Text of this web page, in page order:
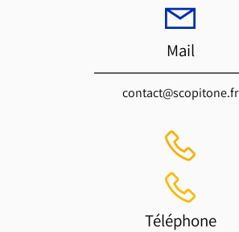
Mail
contact@scopitone.fr
Téléphone